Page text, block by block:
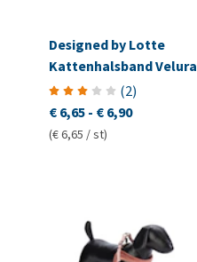
Designed by Lotte
Kattenhalsband Velura
(2)
€ 6,65 - € 6,90
(€ 6,65 / st)